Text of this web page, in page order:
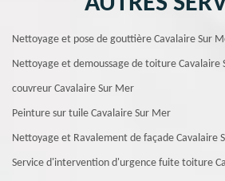
Nettoyage et pose de gouttière Cavalaire Sur
Nettoyage et demoussage de toiture Cavalaire
couvreur Cavalaire Sur Mer
Peinture sur tuile Cavalaire Sur Mer
Nettoyage et Ravalement de façade Cavalaire
Service d'intervention d'urgence fuite toiture